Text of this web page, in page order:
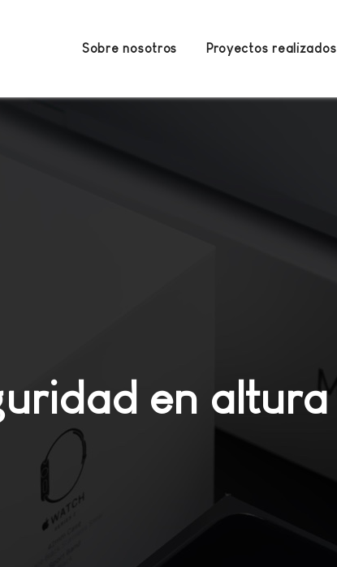
Sobre nosotros Proyectos realizados
en altura